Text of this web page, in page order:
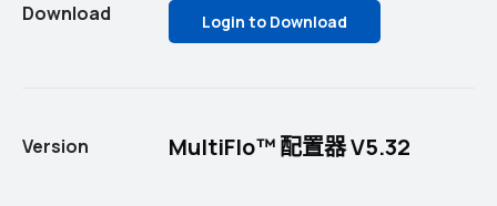
Download Login to Download
Version MultiFlo™ 配置器 V5.32